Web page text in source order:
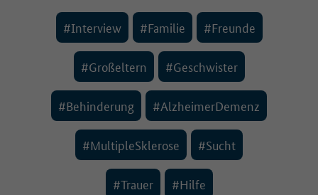
#Interview #Familie #Freunde
#Großeltern #Geschwister
#Behinderung #AlzheimerDemenz
#MultipleSklerose #Sucht
#Trauer #Hilfe